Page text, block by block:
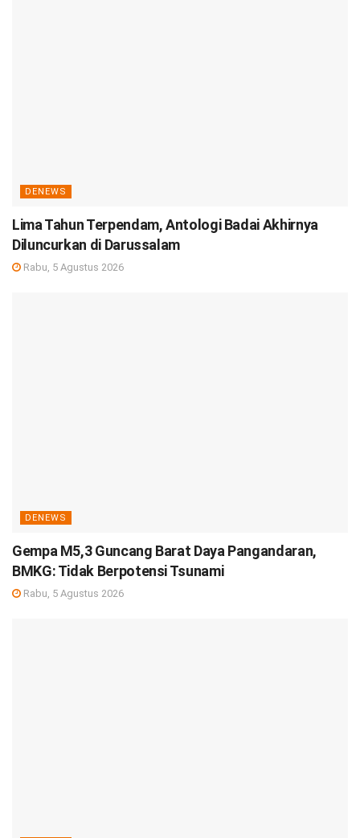
DENEWS
Lima Tahun Terpendam, Antologi Badai Akhirnya
Diluncurkan di Darussalam
Rabu, 5 Agustus 2026
DENEWS
Gempa M5,3 Guncang Barat Daya Pangandaran,
BMKG: Tidak Berpotensi Tsunami
Rabu, 5 Agustus 2026